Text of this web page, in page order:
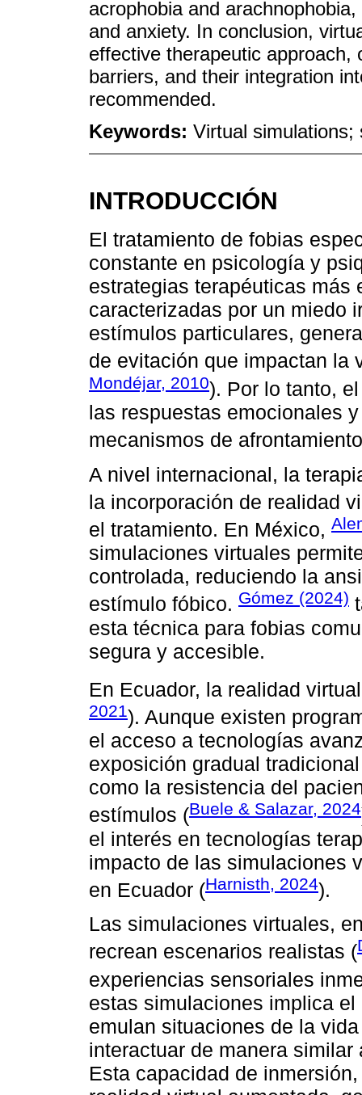
acrophobia and
and anxiety. In conclusion,
effective therapeutic approach,
barriers, and their integration
recommended.
Keywords: Virtual simulations;
INTRODUCCIÓN
El tratamiento de fobias
constante en psicología y
estrategias terapéuticas más
caracterizadas por un miedo
estímulos particulares,
de evitación que impactan la
Mondéjar, 2010). Por lo tanto,
las respuestas emocionales
mecanismos de
A nivel internacional, la
la incorporación de realidad
el tratamiento. En México,
simulaciones virtuales
controlada, reduciendo la
estímulo fóbico. Gómez (2024)
esta técnica para fobias
segura y accesible.
En Ecuador, la realidad
2021). Aunque existen
el acceso a tecnologías
exposición gradual
como la resistencia del
estímulos (Buele & Salazar, 2024
el interés en tecnologías
impacto de las simulaciones
en Ecuador (Harnisth, 2024).
Las simulaciones virtuales,
recrean escenarios realistas (
experiencias sensoriales
estas simulaciones implica
emulan situaciones de la
interactuar de manera
Esta capacidad de